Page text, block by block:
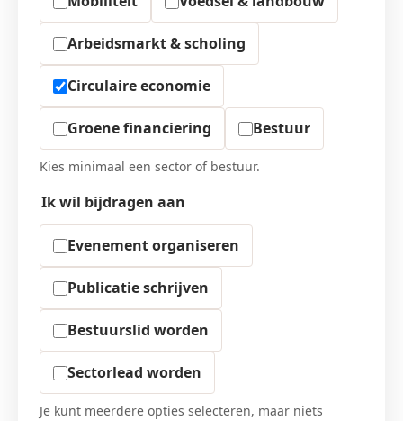
Arbeidsmarkt & scholing
Circulaire economie
Groene financiering Bestuur
Kies minimaal een sector of bestuur.
Ik wil bijdragen aan
Evenement organiseren
Publicatie schrijven
Bestuurslid worden
Sectorlead worden
Je kunt meerdere opties selecteren, maar niets